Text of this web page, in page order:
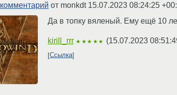
комментарий от monkdt 15.07.2023 08:24:25
Да в топку вяленый. Ему ещё 10
kirill_rrr ★★★★★ (15.07.2023
Ссылка